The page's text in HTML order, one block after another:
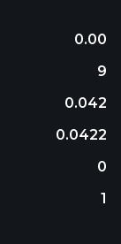
0.00
9
0.042
0.0422
0
1